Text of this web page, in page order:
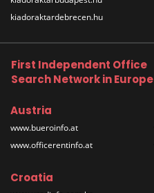
kiadoraktardebrecen.hu
First Independent Office
Search Network in Europe
Austria
www.bueroinfo.at
www.officerentinfo.at
Croatia